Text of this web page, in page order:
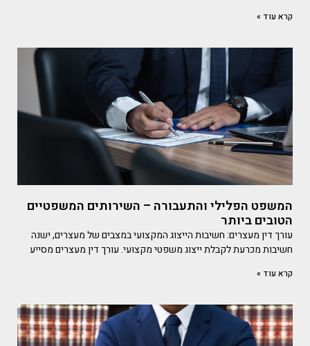
קרא עוד »
המשפט הפלילי והתעבורה – השירותים המשפטיים
הטובים ביותר
עורך דין מעצרים: חשיבות הייצוג המקצועי במצבים של מעצרים, ישנה
חשיבות מכרעת לקבלת ייצוג משפטי מקצועי. עורך דין מעצרים מסייע
קרא עוד »